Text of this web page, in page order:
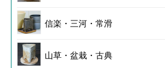
信楽・三河・常滑
山草・盆栽・古典